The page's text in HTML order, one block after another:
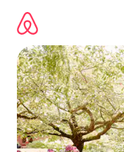
содржина